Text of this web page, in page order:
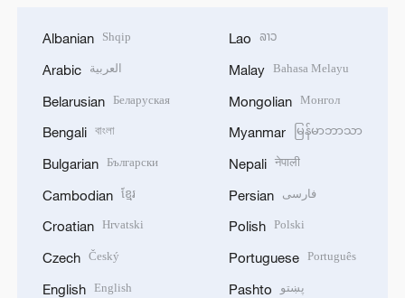
Albanian Shqip
Arabic العربية
Belarusian Беларуская
Bengali বাংলা
Bulgarian Български
Cambodian ខ្មែរ
Croatian Hrvatski
Czech Český
English English
Lao ລາວ
Malay Bahasa Melayu
Mongolian Монгол
Myanmar မြန်မာဘာသာ
Nepali नेपाली
Persian فارسی
Polish Polski
Portuguese Português
Pashto پښتو